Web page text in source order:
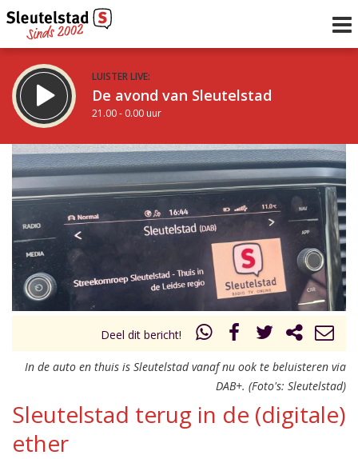
LUISTER LIVE:
De avond van Sleutelstad
21.00 - 0.00 uur
STRAKS:
De nacht van Sleutelstad
0.00 - 6.00 uur
Vorig uur
uur 1 van 0 Volgend uur
Deel dit bericht!
In de auto en thuis is Sleutelstad vanaf nu ook te beluisteren via
DAB+. (Foto's: Sleutelstad)
Sleutelstad terug in de (digitale)
ether